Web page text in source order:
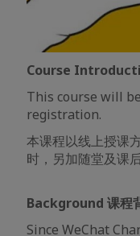
Course
This course will
registration.
本课程以线上授课
时，另加随堂及课
Background 课程
Since WeChat